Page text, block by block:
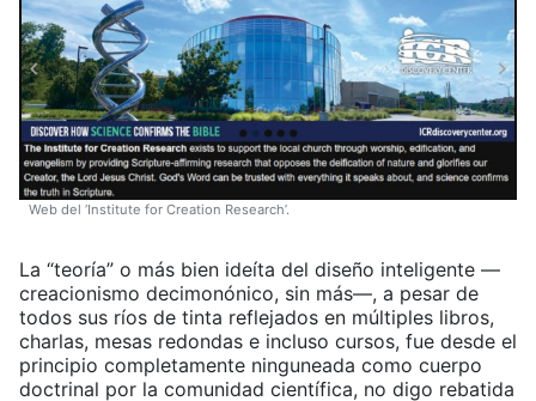
Web del ‘Institute for Creation Research’.
La “teoría” o más bien ideíta del diseño inteligente —
creacionismo decimonónico, sin más—, a pesar de
todos sus ríos de tinta reflejados en múltiples libros,
charlas, mesas redondas e incluso cursos, fue desde el
principio completamente ninguneada como cuerpo
doctrinal por la comunidad científica, no digo rebatida